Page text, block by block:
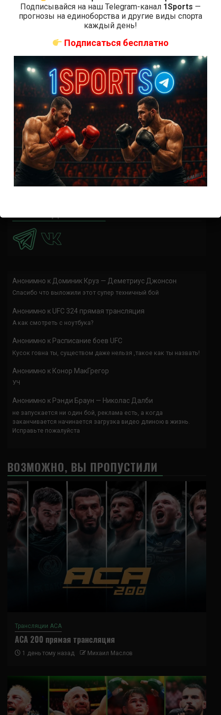
коэффициенты
Где смотреть бой Кортес-Акоста — Льюис на UFC 324:
коэффициенты
Наталья Сильва на UFC 324: статистика и рекорд
Роуз Намаюнас: статистика и рекорд к турниру UFC
324
Где смотреть бой Сильва — Намаюнас на UFC 324:
время начала
Прогноз на бой Сильва — Намаюнас на UFC 324:
коэффициенты
Арнольд Аллен на UFC 324: статистика и рекорд
Анонимно к Доминик Круз — Деметриус Джонсон
Спасибо что выложили этот супер техничный бой
Анонимно к UFC 324 прямая трансляция
А как смотреть с ноутбука?
Анонимно к Расписание боев UFC
Кусок говна ты, существом даже нельзя ,такое как ты назвать!
Анонимно к Конор МакГрегор
УЧ
Анонимно к Рэнди Браун — Николас Далби
не запускается ни один бой, реклама есть, а когда
заканчивается начинается загрузка видео длиною в жизнь.
Исправьте пожалуйста
ВОЗМОЖНО, ВЫ ПРОПУСТИЛИ
Трансляции ACA
ACA 200 прямая трансляция
1 день тому назад Михаил Маслов
Подписывайся на наш Telegram-канал 1Sports —
прогнозы на единоборства и другие виды спорта
каждый день!
Подписаться бесплатно